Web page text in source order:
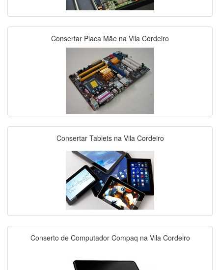
Consertar Placa Mãe na Vila Cordeiro
Consertar Tablets na Vila Cordeiro
Conserto de Computador Compaq na Vila Cordeiro